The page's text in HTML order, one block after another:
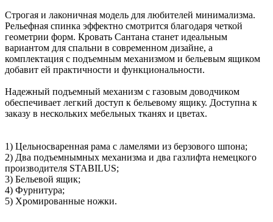
Строгая и лаконичная модель для любителей минимализма.
Рельефная спинка эффектно смотрится благодаря четкой
геометрии форм. Кровать Сантана станет идеальным
вариантом для спальни в современном дизайне, а
комплектация с подъемным механизмом и бельевым ящиком
добавит ей практичности и функциональности.
Надежный подъемный механизм с газовым доводчиком
обеспечивает легкий доступ к бельевому ящику. Доступна к
заказу в нескольких мебельных тканях и цветах.
1) Цельносваренная рама с ламелями из берзового шпона;
2) Два подъемнымных механизма и два газлифта немецкого
производителя STABILUS;
3) Бельевой ящик;
4) Фурнитура;
5) Хромированные ножки.